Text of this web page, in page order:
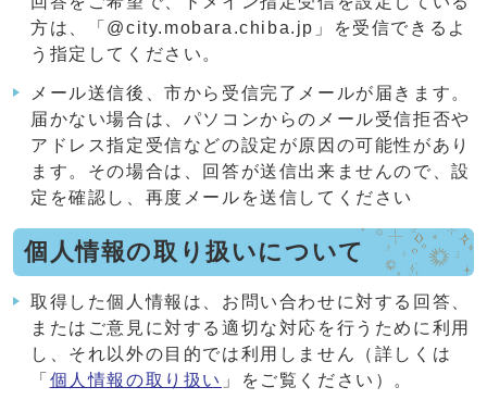
方は、「@city.mobara.chiba.jp」を受信できるよ
う指定してください。
メール送信後、市から受信完了メールが届きます。
届かない場合は、パソコンからのメール受信拒否や
アドレス指定受信などの設定が原因の可能性があり
ます。その場合は、回答が送信出来ませんので、設
定を確認し、再度メールを送信してください
個人情報の取り扱いについて
取得した個人情報は、お問い合わせに対する回答、
またはご意見に対する適切な対応を行うために利用
し、それ以外の目的では利用しません（詳しくは
「 個人情報の取り扱い 」をご覧ください）。